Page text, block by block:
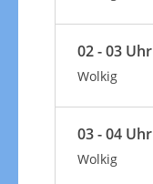
02 - 03 Uhr
Wolkig
03 - 04 Uhr
Wolkig